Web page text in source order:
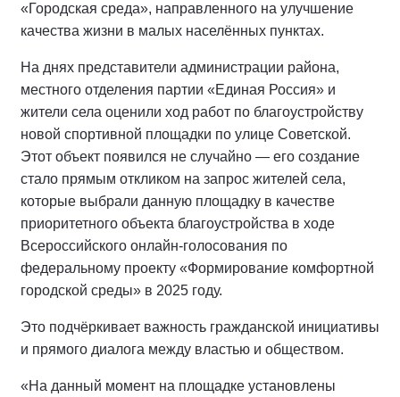
«Городская среда», направленного на улучшение
качества жизни в малых населённых пунктах.
На днях представители администрации района,
местного отделения партии «Единая Россия» и
жители села оценили ход работ по благоустройству
новой спортивной площадки по улице Советской.
Этот объект появился не случайно — его создание
стало прямым откликом на запрос жителей села,
которые выбрали данную площадку в качестве
приоритетного объекта благоустройства в ходе
Всероссийского онлайн-голосования по
федеральному проекту «Формирование комфортной
городской среды» в 2025 году.
Это подчёркивает важность гражданской инициативы
и прямого диалога между властью и обществом.
«На данный момент на площадке установлены